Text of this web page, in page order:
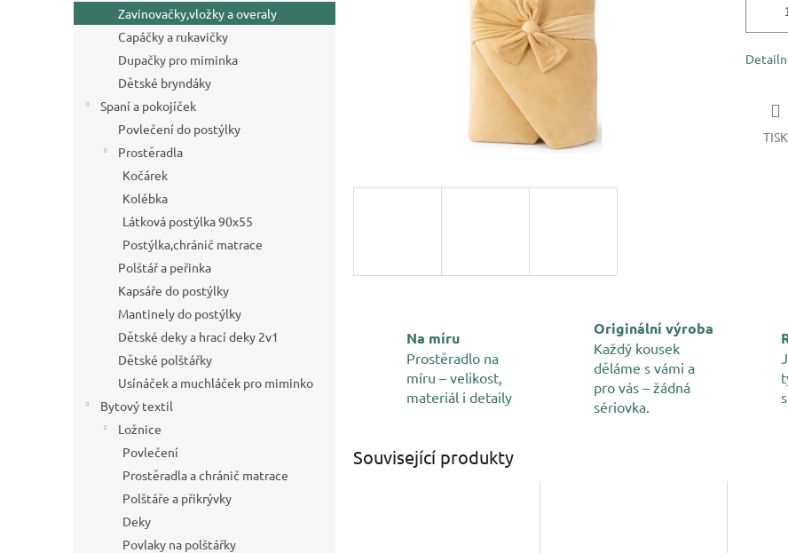
a
n
Zavinovačky,vložky a overaly
Capáčky a rukavičky
Dupačky pro miminka
Dětské bryndáky
Spaní a pokojíček
Povlečení do postýlky
Prostěradla
Kočárek
Kolébka
Látková postýlka 90x55
Postýlka,chránič matrace
Polštář a peřinka
Kapsáře do postýlky
Mantinely do postýlky
Dětské deky a hrací deky 2v1
Dětské polštářky
Usínáček a muchláček pro miminko
Bytový textil
Ložnice
Povlečení
Prostěradla a chránič matrace
Polštáře a přikrývky
Deky
Povlaky na polštářky
TISK
Na míru
Prostěradlo na
míru – velikost,
materiál i detaily
Originální výroba
Každý kousek
děláme s vámi a
pro vás – žádná
sériovka.
Související produkty